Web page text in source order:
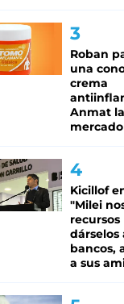
Roban
una
crema
Anmat
mercado
Kicillof
"Milei
recursos
dárselos
bancos,
a sus